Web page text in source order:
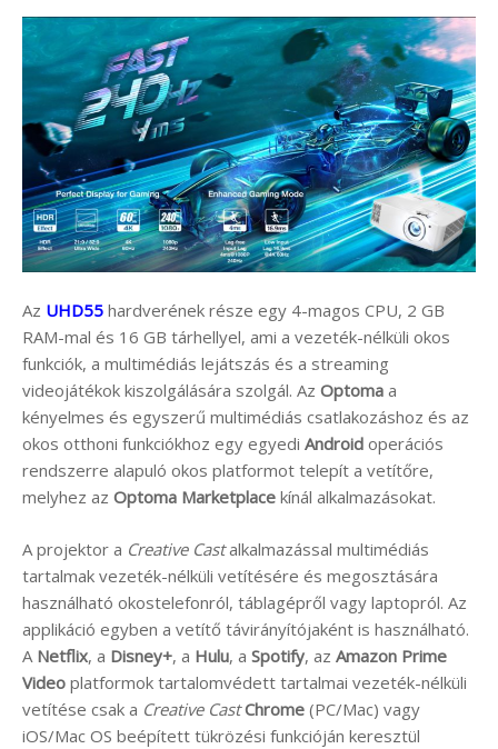
Az UHD55 hardverének része egy 4-magos CPU, 2 GB
RAM-mal és 16 GB tárhellyel, ami a vezeték-nélküli okos
funkciók, a multimédiás lejátszás és a streaming
videojátékok kiszolgálására szolgál. Az Optoma a
kényelmes és egyszerű multimédiás csatlakozáshoz és az
okos otthoni funkciókhoz egy egyedi Android operációs
rendszerre alapuló okos platformot telepít a vetítőre,
melyhez az Optoma Marketplace kínál alkalmazásokat.
A projektor a Creative Castalkalmazással multimédiás
tartalmak vezeték-nélküli vetítésére és megosztására
használható okostelefonról, táblagépről vagy laptopról. Az
applikáció egyben a vetítő távirányítójaként is használható.
A Netflix, a Disney+, a Hulu, a Spotify, az Amazon Prime
Video platformok tartalomvédett tartalmai vezeték-nélküli
vetítése csak a Creative Cast Chrome (PC/Mac) vagy
iOS/Mac OS beépített tükrözési funkcióján keresztül